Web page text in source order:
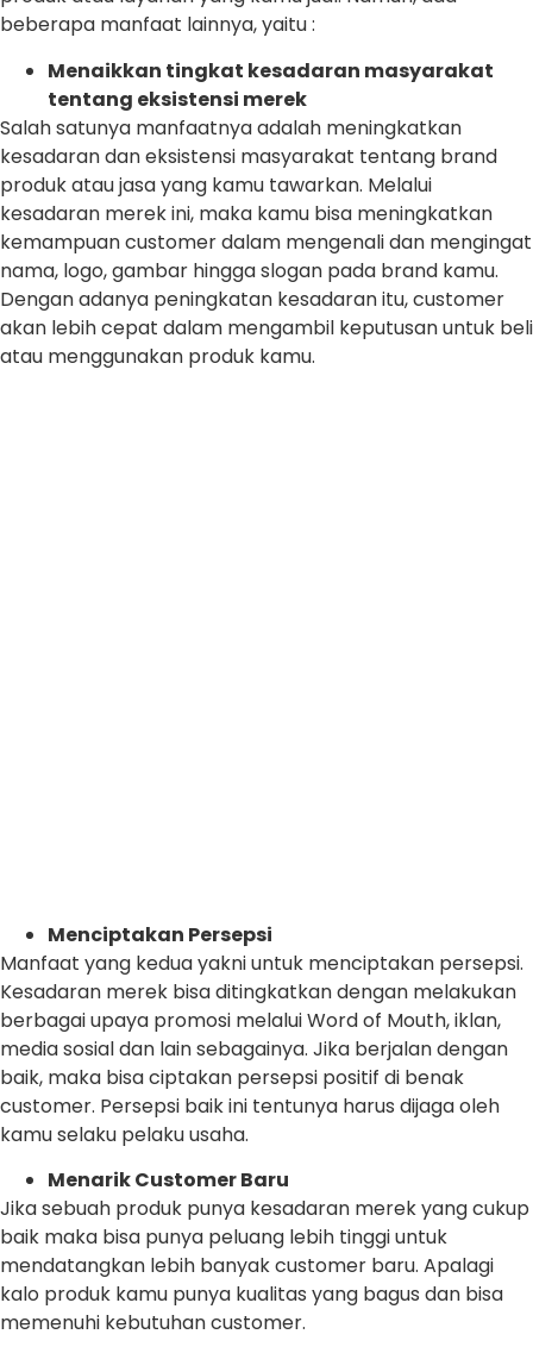
beberapa manfaat lainnya, yaitu :
Menaikkan tingkat kesadaran masyarakat
tentang eksistensi merek
Salah satunya manfaatnya adalah meningkatkan
kesadaran dan eksistensi masyarakat tentang brand
produk atau jasa yang kamu tawarkan. Melalui
kesadaran merek ini, maka kamu bisa meningkatkan
kemampuan customer dalam mengenali dan mengingat
nama, logo, gambar hingga slogan pada brand kamu.
Dengan adanya peningkatan kesadaran itu, customer
akan lebih cepat dalam mengambil keputusan untuk beli
atau menggunakan produk kamu.
Menciptakan Persepsi
Manfaat yang kedua yakni untuk menciptakan persepsi.
Kesadaran merek bisa ditingkatkan dengan melakukan
berbagai upaya promosi melalui Word of Mouth, iklan,
media sosial dan lain sebagainya. Jika berjalan dengan
baik, maka bisa ciptakan persepsi positif di benak
customer. Persepsi baik ini tentunya harus dijaga oleh
kamu selaku pelaku usaha.
Menarik Customer Baru
Jika sebuah produk punya kesadaran merek yang cukup
baik maka bisa punya peluang lebih tinggi untuk
mendatangkan lebih banyak customer baru. Apalagi
kalo produk kamu punya kualitas yang bagus dan bisa
memenuhi kebutuhan customer.